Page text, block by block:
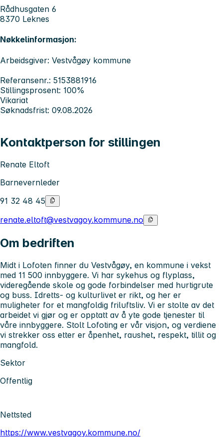
Rådhusgaten 6
8370 Leknes
Nøkkelinformasjon:
Arbeidsgiver: Vestvågøy kommune
Referansenr.: 5153881916
Stillingsprosent: 100%
Vikariat
Søknadsfrist: 09.08.2026
Kontaktperson for stillingen
Renate Eltoft
Barnevernleder
91 32 48 45
renate.eltoft@vestvagoy.kommune.no
Om bedriften
Midt i Lofoten finner du Vestvågøy, en kommune i vekst
med 11 500 innbyggere. Vi har sykehus og flyplass,
videregående skole og gode forbindelser med hurtigrute
og buss. Idretts- og kulturlivet er rikt, og her er
muligheter for et mangfoldig friluftsliv. Vi er stolte av det
arbeidet vi gjør og er opptatt av å yte gode tjenester til
våre innbyggere. Stolt Lofoting er vår visjon, og verdiene
vi strekker oss etter er åpenhet, raushet, respekt, tillit og
mangfold.
Sektor
Offentlig
Nettsted
https://www.vestvagoy.kommune.no/